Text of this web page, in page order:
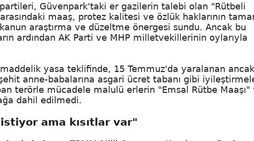
Güvenpark'taki er gazilerin talebi olan "Rütbeli
maaş, protez kalitesi ve özlük haklarının
araştırma ve düzeltme önergesi sundu. Ancak bu
ardından AK Parti ve MHP milletvekillerinin oylarıyla
yasa teklifinde, 15 Temmuz'da yaralanan
anne-babalarına asgari ücret tabanı gibi
terörle mücadele malulü erlerin "Emsal Rütbe Maaşı"
dahil edilmedi.
ama kısıtlar var"